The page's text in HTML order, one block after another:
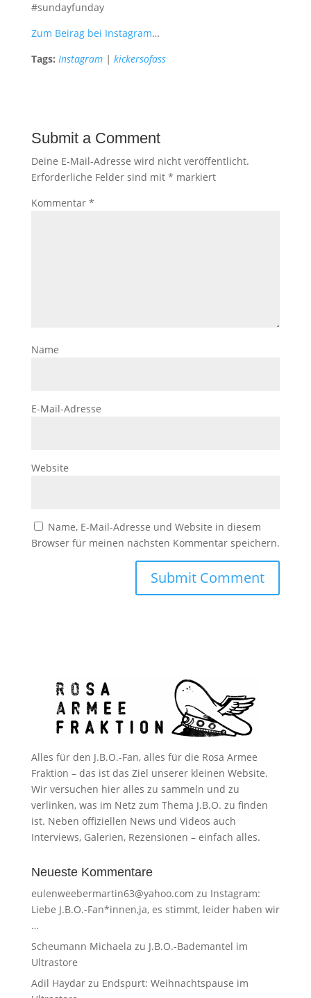
#sundayfunday
Zum Beirag bei Instagram…
Tags: Instagram| kickersofass
Submit a Comment
Deine E-Mail-Adresse wird nicht veröffentlicht.
Erforderliche Felder sind mit * markiert
Kommentar *
Name
E-Mail-Adresse
Website
Name, E-Mail-Adresse und Website in diesem
Browser für meinen nächsten Kommentar speichern.
Alles für den J.B.O.-Fan, alles für die Rosa Armee
Fraktion – das ist das Ziel unserer kleinen Website.
Wir versuchen hier alles zu sammeln und zu
verlinken, was im Netz zum Thema J.B.O. zu finden
ist. Neben offiziellen News und Videos auch
Interviews, Galerien, Rezensionen – einfach alles.
Neueste Kommentare
eulenweebermartin63@yahoo.com zu Instagram:
Liebe J.B.O.-Fan*innen,ja, es stimmt, leider haben wir
…
Scheumann Michaela zu J.B.O.-Bademantel im
Ultrastore
Adil Haydarzu Endspurt: Weihnachtspause im